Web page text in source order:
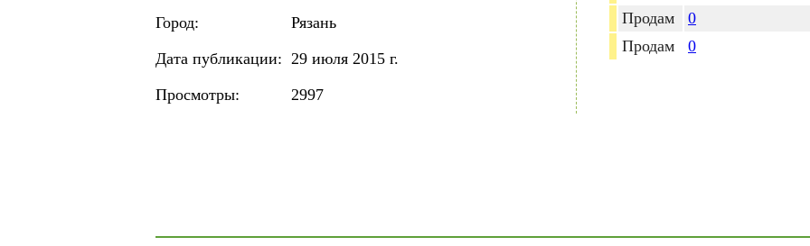
Город:
Рязань
Дата публикации: 29 июля 2015 г.
Просмотры:
2997
Продам
0
Продам
0